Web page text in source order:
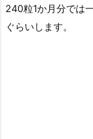
240粒1か月分では
ぐらいします。